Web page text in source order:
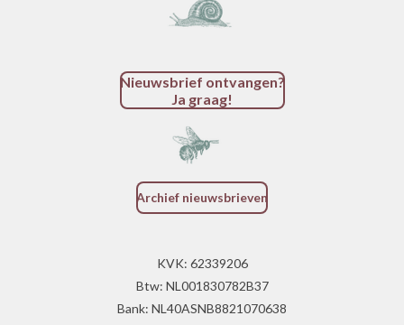
Nieuwsbrief ontvangen?
Ja graag!
Archief nieuwsbrieven
KVK: 62339206
Btw: NL001830782B37
Bank: NL40ASNB8821070638